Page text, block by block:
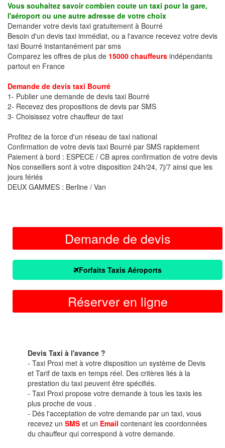
Vous souhaitez savoir combien coute un taxi pour la gare,
l'aéroport ou une autre adresse de votre choix
Demander votre devis taxi gratuitement à Bourré
Besoin d'un devis taxi immédiat, ou a l'avance recevez votre devis
taxi Bourré instantanément par sms
Comparez les offres de plus de 15000 chauffeurs indépendants
partout en France
Demande de devis taxi Bourré
1- Publier une demande de devis taxi Bourré
2- Recevez des propositions de devis par SMS
3- Choisissez votre chauffeur de taxi
Profitez de la force d'un réseau de taxi national
Confirmation de votre devis taxi Bourré par SMS rapidement
Paiement à bord : ESPECE / CB apres confirmation de votre devis
Nos conseillers sont à votre disposition 24h/24, 7j/7 ainsi que les
jours fériés
DEUX GAMMES : Berline / Van
Demande de devis
Forfaits Taxis Aéroports
Réserver en ligne
Devis Taxi à l'avance ?
- Taxi Proxi met à votre disposition un système de Devis
et Tarif de taxis en temps réel. Des critères liés à la
prestation du taxi peuvent être spécifiés.
- Taxi Proxi propose votre demande à tous les taxis les
plus proche de vous .
- Dés l'acceptation de votre demande par un taxi, vous
recevez un SMS et un Email contenant les coordonnées
du chauffeur qui correspond à votre demande.